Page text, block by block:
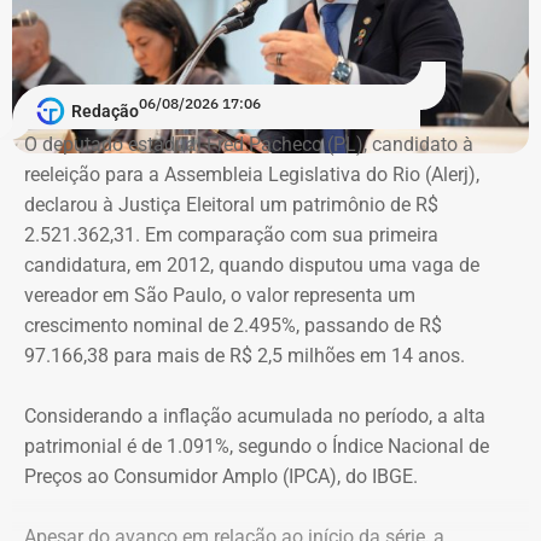
combate. Ou seja, juízes, assistentes sociais e psicólogos
que atuem com as mulheres que são vítimas de
agressões”, argumentou.
A atriz foi a primeira mulher a receber o benefício do
“botão do pânico”, ferramenta criada em 2019 pela
Polícia Militar do Rio. O objeto é conectado a uma
tornozeleira eletrônica usada pelo agressor. Em caso de
aproximação, a central de monitoramento é acionada e
entra em contato com a vítima e o agressor por telefone.
Na declaração apresentada em 2018, quando terminou a
eleição como suplente, Elton Cristo informou possuir três
veículos, um consórcio não contemplado e depósitos em
conta corrente, totalizando R$ 378,4 mil.
Quatro anos depois, nas eleições de 2022, quando voltou
a disputar uma vaga na Assembleia Legislativa (Alerj) e
novamente ficou como suplente, o patrimônio declarado
saltou para R$ 1.658.540,00. Na ocasião, os bens
mil, uma chácara de R$ 400 mil, dois veículos que
somavam R$ 647,3 mil e participações societárias em
empresas do ramo de alimentação.
Redação06/08/2026 17:06
O deputado estadual Fred Pacheco (PL), candidato à
reeleição para a Assembleia Legislativa do Rio (Alerj),
declarou à Justiça Eleitoral um patrimônio de R$
2.521.362,31. Em comparação com sua primeira
candidatura, em 2012, quando disputou uma vaga de
vereador em São Paulo, o valor representa um
crescimento nominal de 2.495%, passando de R$
97.166,38 para mais de R$ 2,5 milhões em 14 anos.
Considerando a inflação acumulada no período, a alta
patrimonial é de 1.091%, segundo o Índice Nacional de
Preços ao Consumidor Amplo (IPCA), do IBGE.
Apesar do avanço em relação ao início da série, a